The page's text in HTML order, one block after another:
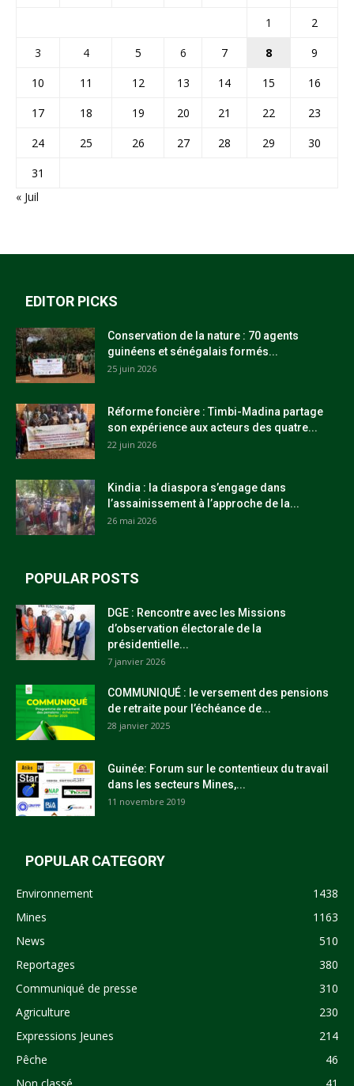
1
2
3
4 5 6 7 8
9
10
11 12 13 14 15
16
17
18 19 20 21 22
23
24
25 26 27 28 29
30
31
« Juil
EDITOR PICKS
Conservation de la nature : 70 agents
guinéens et sénégalais formés...
25 juin 2026
Réforme foncière : Timbi-Madina partage
son expérience aux acteurs des quatre...
22 juin 2026
Kindia : la diaspora s’engage dans
l’assainissement à l’approche de la...
26 mai 2026
POPULAR POSTS
DGE : Rencontre avec les Missions
d’observation électorale de la
présidentielle...
7 janvier 2026
COMMUNIQUÉ : le versement des pensions
de retraite pour l’échéance de...
28 janvier 2025
Guinée: Forum sur le contentieux du travail
dans les secteurs Mines,...
11 novembre 2019
POPULAR CATEGORY
Environnement
1438
Mines
1163
News
510
Reportages
380
Communiqué de presse
310
Agriculture
230
Expressions Jeunes
214
Pêche
46